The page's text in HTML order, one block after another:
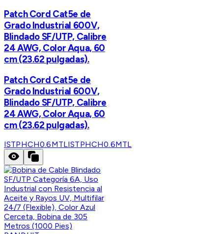
Patch Cord Cat5e de
Grado Industrial 600V,
Blindado SF/UTP, Calibre
24 AWG, Color Aqua, 60
cm (23.62 pulgadas).
Patch Cord Cat5e de
Grado Industrial 600V,
Blindado SF/UTP, Calibre
24 AWG, Color Aqua, 60
cm (23.62 pulgadas).
ISTPHCH0.6MTLISTPHCH0.6MTL